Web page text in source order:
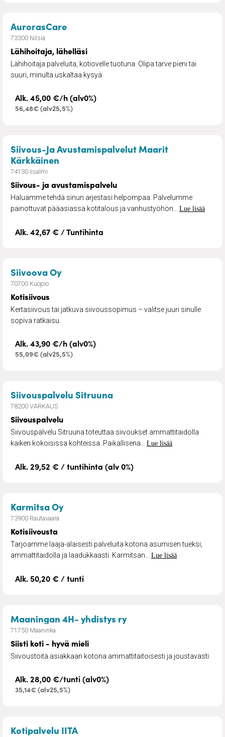
AurorasCare– Lähihoitaja, lähelläsi
73300 Nilsiä
Lähihoitaja, lähelläsi
Lähihoitaja palveluita, kotiovelle tuotuna. Olipa tarve pieni tai
suuri, minulta uskaltaa kysyä.
Alk. 45,00 €/h (alv0%)
56,48€ (alv25,5%)
Siivous-Ja Avustamispalvelut Maarit
Kärkkäinen – Siivous- ja avustamispalvelu
74130 Iisalmi
Siivous- ja avustamispalvelu
Haluamme tehdä sinun arjestasi helpompaa. Palvelumme
painottuvat pääasiassa kotitalous ja vanhustyöhön... Lue lisää
Alk. 42,67 € / Tuntihinta
Siivoova Oy– Kotisiivous
70700 Kuopio
Kotisiivous
Kertasiivous tai jatkuva siivoussopimus – valitse juuri sinulle
sopiva ratkaisu.
Alk. 43,90 €/h (alv0%)
55,09€ (alv25,5%)
Siivouspalvelu Sitruuna– Siivouspalvelu
78200 VARKAUS
Siivouspalvelu
Siivouspalvelu Sitruuna toteuttaa siivoukset ammattitaidolla
kaiken kokoisissa kohteissa. Paikallisena... Lue lisää
Alk. 29,52 € / tuntihinta (alv 0%)
Karmitsa Oy– Kotisiivousta
73900 Rautavaara
Kotisiivousta
Tarjoamme laaja-alaisesti palveluita kotona asumisen tueksi,
ammattitaidolla ja laadukkaasti. Karmitsan... Lue lisää
Alk. 50,20 € / tunti
Maaningan 4H- yhdistys ry– Siisti koti - hyvä mieli
71750 Maaninka
Siisti koti - hyvä mieli
Siivoustöitä asiakkaan kotona ammattitaitoisesti ja joustavasti.
Alk. 28,00 €/tunti (alv0%)
35,14€ (alv25,5%)
Kotipalvelu IITA– Kotipalvelu